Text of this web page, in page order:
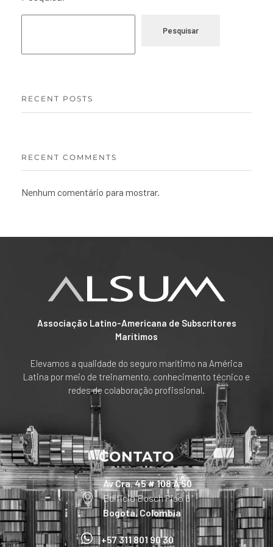
Pesquisar
RECENT POSTS
RECENT COMMENTS
Nenhum comentário para mostrar.
Associação Latino-Americana de Subscritores
Marítimos
Elevamos a qualidade do seguro marítimo na América
Latina por meio de treinamento, conhecimento técnico e
redes de colaboração profissional.
CONTATO
Av Cra. 45 # 108 A 50
Edificio Bosch Piso 6
Bogotá, Colombia
+57 311 801 90 30